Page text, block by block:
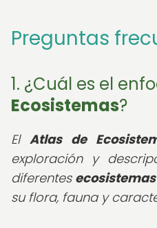
Preguntas
1. ¿Cuál es el
Ecosistemas?
El Atlas de
exploración y
diferentes ecosistemas
su flora, fauna y